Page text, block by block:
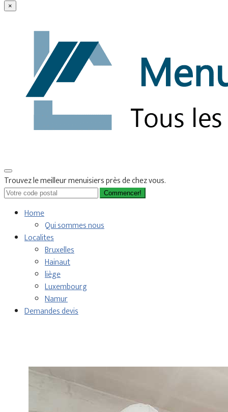
×
Trouvez le meilleur menuisiers près de chez vous.
Commencer!
Home
Qui sommes nous
Localites
Bruxelles
Hainaut
liège
Luxembourg
Namur
Demandes devis